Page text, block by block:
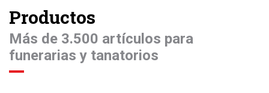
Productos
Más de 3.500 artículos para
funerarias y tanatorios